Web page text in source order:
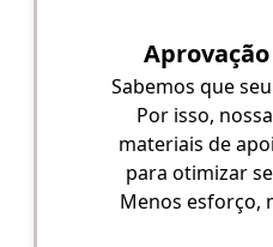
Sabemos que
Por isso,
materiais de
para otimizar
Menos esforço,